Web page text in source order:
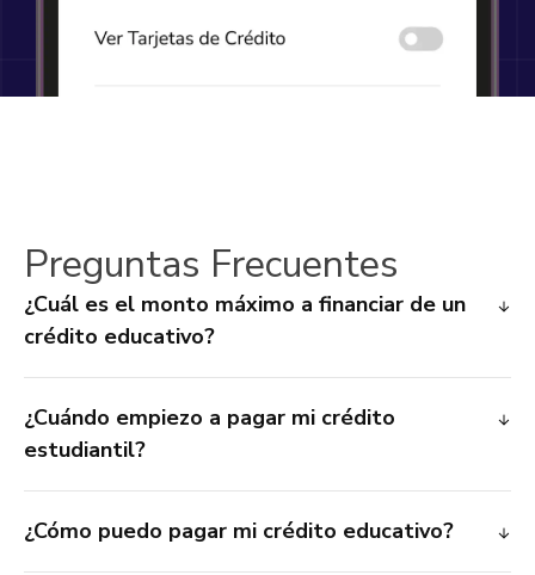
Preguntas Frecuentes
¿Cuál es el monto máximo a financiar de un
crédito educativo?
¿Cuándo empiezo a pagar mi crédito
estudiantil?
¿Cómo puedo pagar mi crédito educativo?